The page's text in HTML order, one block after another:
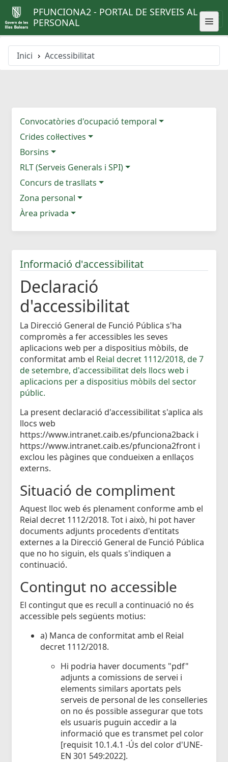
PFUNCIONA2 - PORTAL DE SERVEIS AL
PERSONAL
Inici Accessibilitat
Convocatòries d'ocupació temporal
Crides col·lectives
Borsins
RLT (Serveis Generals i SPI)
Concurs de trasllats
Zona personal
Àrea privada
Informació d'accessibilitat
Declaració
d'accessibilitat
La Direcció General de Funció Pública s'ha
compromès a fer accessibles les seves
aplicacions web per a dispositius mòbils, de
conformitat amb el Reial decret 1112/2018, de 7
de setembre, d'accessibilitat dels llocs web i
aplicacions per a dispositius mòbils del sector
públic.
La present declaració d'accessibilitat s'aplica als
llocs web
https://www.intranet.caib.es/pfunciona2back i
https://www.intranet.caib.es/pfunciona2front i
exclou les pàgines que condueixen a enllaços
externs.
Situació de compliment
Aquest lloc web és plenament conforme amb el
Reial decret 1112/2018. Tot i això, hi pot haver
documents adjunts procedents d'entitats
externes a la Direcció General de Funció Pública
que no ho siguin, els quals s'indiquen a
continuació.
Contingut no accessible
El contingut que es recull a continuació no és
accessible pels següents motius:
a) Manca de conformitat amb el Reial
decret 1112/2018.
Hi podria haver documents "pdf"
adjunts a comissions de servei i
elements similars aportats pels
serveis de personal de les conselleries
on no és possible assegurar que tots
els usuaris puguin accedir a la
informació que es transmet pel color
[requisit 10.1.4.1 -Ús del color d'UNE-
EN 301 549:2022].